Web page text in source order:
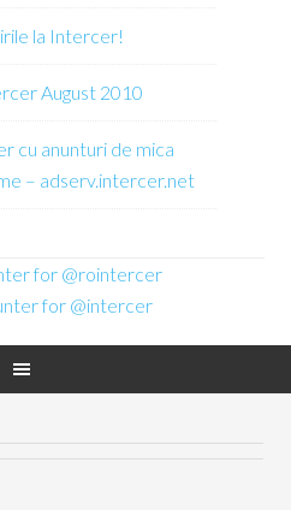
la Intercer!
August 2010
cu anunturi de mica
– adserv.intercer.net